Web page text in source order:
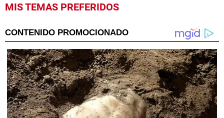
MIS TEMAS PREFERIDOS